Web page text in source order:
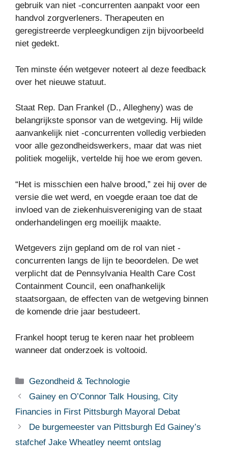
gebruik van niet -concurrenten aanpakt voor een
handvol zorgverleners. Therapeuten en
geregistreerde verpleegkundigen zijn bijvoorbeeld
niet gedekt.
Ten minste één wetgever noteert al deze feedback
over het nieuwe statuut.
Staat Rep. Dan Frankel (D., Allegheny) was de
belangrijkste sponsor van de wetgeving. Hij wilde
aanvankelijk niet -concurrenten volledig verbieden
voor alle gezondheidswerkers, maar dat was niet
politiek mogelijk, vertelde hij hoe we erom geven.
“Het is misschien een halve brood,” zei hij over de
versie die wet werd, en voegde eraan toe dat de
invloed van de ziekenhuisvereniging van de staat
onderhandelingen erg moeilijk maakte.
Wetgevers zijn gepland om de rol van niet -
concurrenten langs de lijn te beoordelen. De wet
verplicht dat de Pennsylvania Health Care Cost
Containment Council, een onafhankelijk
staatsorgaan, de effecten van de wetgeving binnen
de komende drie jaar bestudeert.
Frankel hoopt terug te keren naar het probleem
wanneer dat onderzoek is voltooid.
Categorieën
Gezondheid & Technologie
Gainey en O’Connor Talk Housing, City
Financies in First Pittsburgh Mayoral Debat
De burgemeester van Pittsburgh Ed Gainey’s
stafchef Jake Wheatley neemt ontslag